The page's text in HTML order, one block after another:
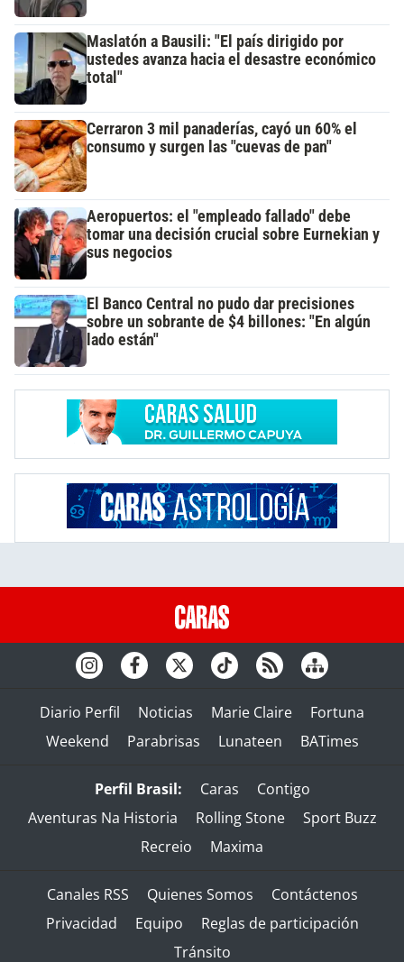
Maslatón a Bausili: "El país dirigido por
ustedes avanza hacia el desastre económico
total"
Cerraron 3 mil panaderías, cayó un 60% el
consumo y surgen las "cuevas de pan"
Aeropuertos: el "empleado fallado" debe
tomar una decisión crucial sobre Eurnekian y
sus negocios
El Banco Central no pudo dar precisiones
sobre un sobrante de $4 billones: "En algún
lado están"
Diario Perfil Noticias Marie Claire
Fortuna
Weekend
Parabrisas Lunateen BATimes
Perfil Brasil: Caras
Contigo
Aventuras Na Historia
Rolling Stone
Sport Buzz
Recreio
Maxima
Canales RSS Quienes Somos
Contáctenos
Privacidad
Equipo
Reglas de participación
Tránsito